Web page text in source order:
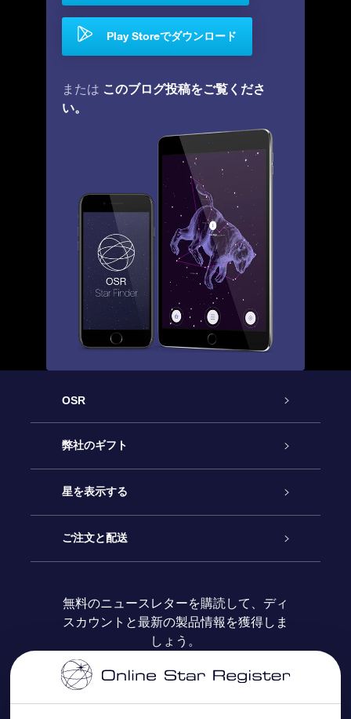
Play Storeでダウンロード
または このブログ投稿をご覧くださ
い。
OSR
カスタマーサービス
お問い合わせ
ブログ
レビュー
弊社のギフト
Online Starギフト
OSRギフトパック
OSR ギフトカード
法人ギフト
星を表示する
星の登録
カスタマイズされたStar Page
One Million Stars
ご注文と配送
お支払いに関する情報
配送に関する情報
無料のニュースレターを購読して、ディ
スカウントと最新の製品情報を獲得しま
しょう。